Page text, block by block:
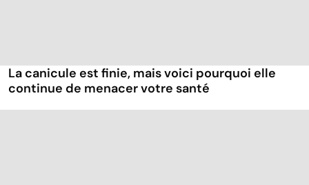
La canicule est finie, mais voici pourquoi elle
continue de menacer votre santé